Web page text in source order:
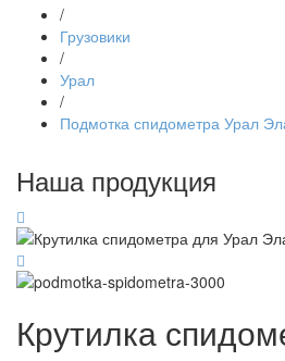
/
Грузовики
/
Урал
/
Подмотка спидометра Урал
Наша продукция
Крутилка